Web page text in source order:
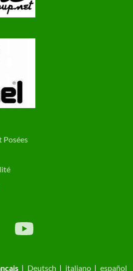
Posées
| Deutsch | italiano| español